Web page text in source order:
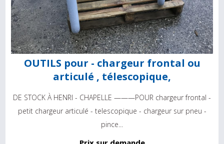
OUTILS pour - chargeur frontal ou
articulé , télescopique,
DE STOCK À HENRI - CHAPELLE ———POUR chargeur frontal -
petit chargeur articulé - telescopique - chargeur sur pneu -
pince...